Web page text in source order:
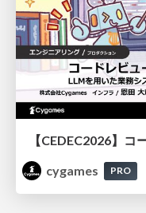
cygames
PRO